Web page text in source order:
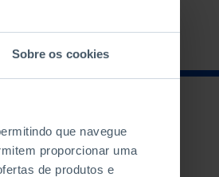
Sobre os cookies
que navegue
proporcionar uma
de produtos e